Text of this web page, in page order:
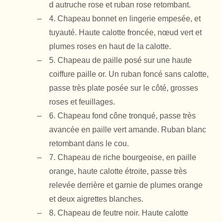
d autruche rose et ruban rose retombant.
4. Chapeau bonnet en lingerie empesée, et
tuyauté. Haute calotte froncée, nœud vert et
plumes roses en haut de la calotte.
5. Chapeau de paille posé sur une haute
coiffure paille or. Un ruban foncé sans calotte,
passe très plate posée sur le côté, grosses
roses et feuillages.
6. Chapeau fond cône tronqué, passe très
avancée en paille vert amande. Ruban blanc
retombant dans le cou.
7. Chapeau de riche bourgeoise, en paille
orange, haute calotte étroite, passe très
relevée derrière et garnie de plumes orange
et deux aigrettes blanches.
8. Chapeau de feutre noir. Haute calotte